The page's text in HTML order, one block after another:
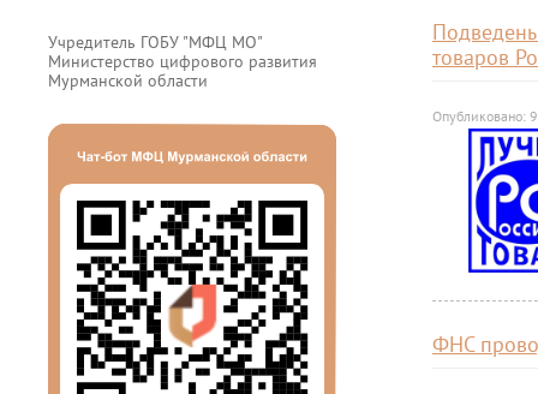
Учредитель ГОБУ "МФЦ МО"
Министерство цифрового развития
Мурманской области
товаров
Опубликовано:
ФНС